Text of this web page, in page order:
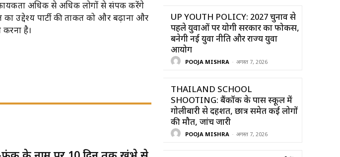
अधिक से अधिक लोगों से संपर्क करेंगे
उद्देश्य पार्टी की ताकत को और बढ़ाना और
करना है।
UP YOUTH POLICY: 2027 चुनाव से
पहले युवाओं पर योगी सरकार का फोकस,
बनेगी नई युवा नीति और राज्य युवा
आयोग
POOJA MISHRA - अगस्त 7, 2026
THAILAND SCHOOL
SHOOTING: बैंकॉक के पास स्कूल में
गोलीबारी से दहशत, छात्र समेत कई लोगों
की मौत, जांच जारी
POOJA MISHRA - अगस्त 7, 2026